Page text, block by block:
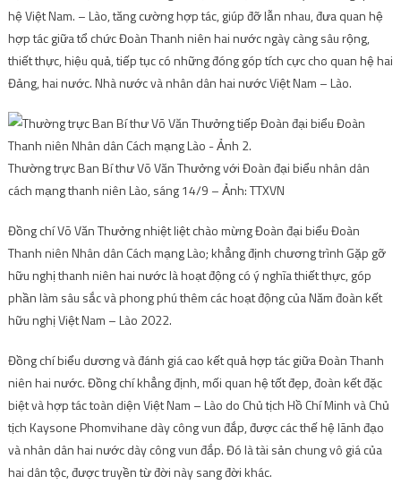
hệ Việt Nam. – Lào, tăng cường hợp tác, giúp đỡ lẫn nhau, đưa quan hệ
hợp tác giữa tổ chức Đoàn Thanh niên hai nước ngày càng sâu rộng,
thiết thực, hiệu quả, tiếp tục có những đóng góp tích cực cho quan hệ hai
Đảng, hai nước. Nhà nước và nhân dân hai nước Việt Nam – Lào.
Thường trực Ban Bí thư Võ Văn Thưởng với Đoàn đại biểu nhân dân
cách mạng thanh niên Lào, sáng 14/9 – Ảnh: TTXVN
Đồng chí Võ Văn Thưởng nhiệt liệt chào mừng Đoàn đại biểu Đoàn
Thanh niên Nhân dân Cách mạng Lào; khẳng định chương trình Gặp gỡ
hữu nghị thanh niên hai nước là hoạt động có ý nghĩa thiết thực, góp
phần làm sâu sắc và phong phú thêm các hoạt động của Năm đoàn kết
hữu nghị Việt Nam – Lào 2022.
Đồng chí biểu dương và đánh giá cao kết quả hợp tác giữa Đoàn Thanh
niên hai nước. Đồng chí khẳng định, mối quan hệ tốt đẹp, đoàn kết đặc
biệt và hợp tác toàn diện Việt Nam – Lào do Chủ tịch Hồ Chí Minh và Chủ
tịch Kaysone Phomvihane dày công vun đắp, được các thế hệ lãnh đạo
và nhân dân hai nước dày công vun đắp. Đó là tài sản chung vô giá của
hai dân tộc, được truyền từ đời này sang đời khác.